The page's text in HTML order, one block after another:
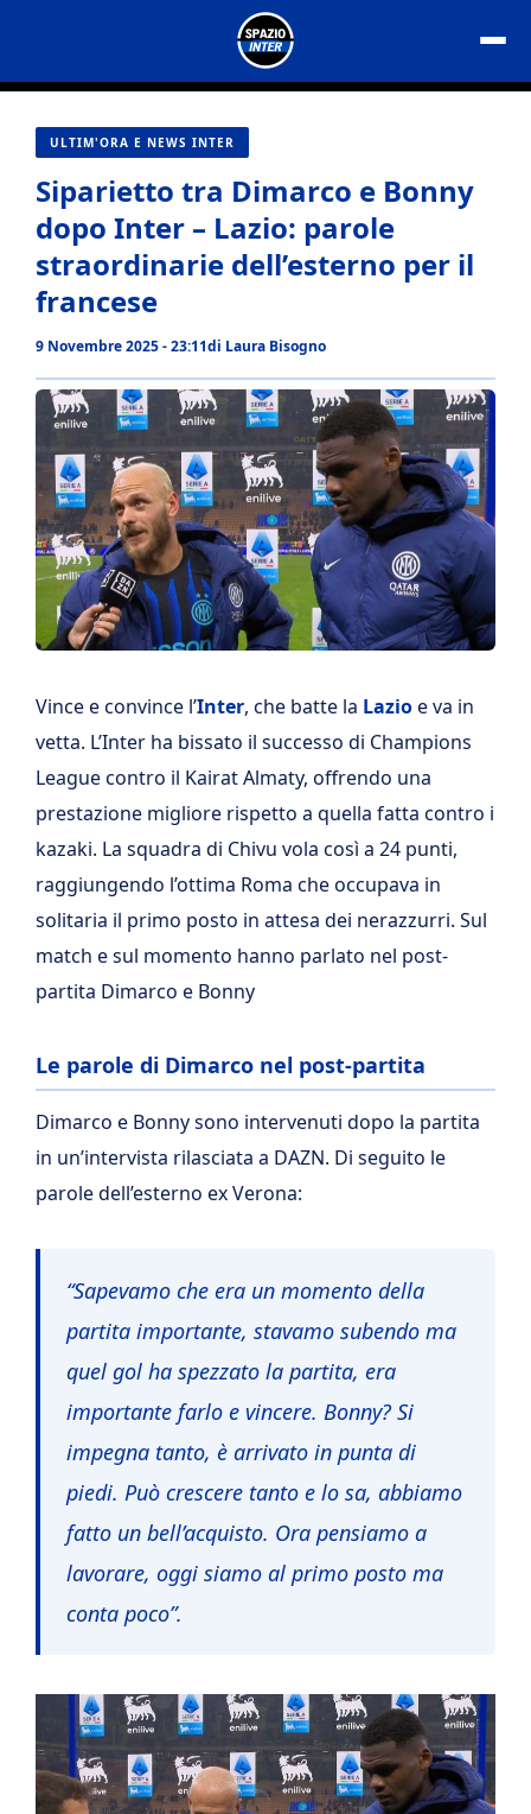
contenuto
ULTIM'ORA E NEWS INTER
Siparietto tra Dimarco e Bonny
dopo Inter – Lazio: parole
straordinarie dell’esterno per il
francese
9 Novembre 2025 - 23:11di Laura Bisogno
Vince e convince l’Inter, che batte la Lazioe va in
vetta. L’Inter ha bissato il successo di Champions
League contro il Kairat Almaty, offrendo una
prestazione migliore rispetto a quella fatta contro i
kazaki. La squadra di Chivu vola così a 24 punti,
raggiungendo l’ottima Roma che occupava in
solitaria il primo posto in attesa dei nerazzurri. Sul
match e sul momento hanno parlato nel post-
partita Dimarco e Bonny
Le parole di Dimarco nel post-partita
Dimarco e Bonny sono intervenuti dopo la partita
in un’intervista rilasciata a DAZN. Di seguito le
parole dell’esterno ex Verona:
“Sapevamo che era un momento della
partita importante, stavamo subendo ma
quel gol ha spezzato la partita, era
importante farlo e vincere. Bonny? Si
impegna tanto, è arrivato in punta di
piedi. Può crescere tanto e lo sa, abbiamo
fatto un bell’acquisto. Ora pensiamo a
lavorare, oggi siamo al primo posto ma
conta poco”.